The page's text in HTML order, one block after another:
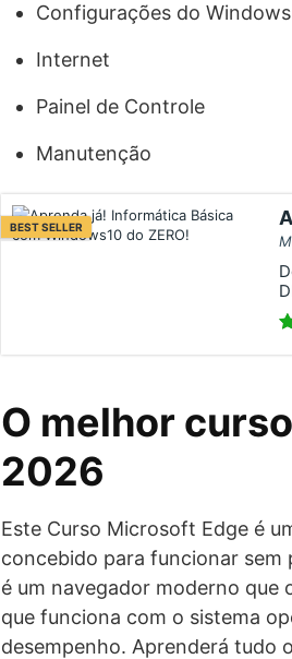
Configurações do Windows
Internet
Painel de Controle
Manutenção
BEST SELLER
O melhor
2026
Este Curso Microsoft Edge é
concebido para funcionar sem
é um navegador moderno que
que funciona com o sistema
desempenho. Aprenderá tudo